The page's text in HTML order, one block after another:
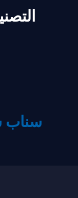
سناب